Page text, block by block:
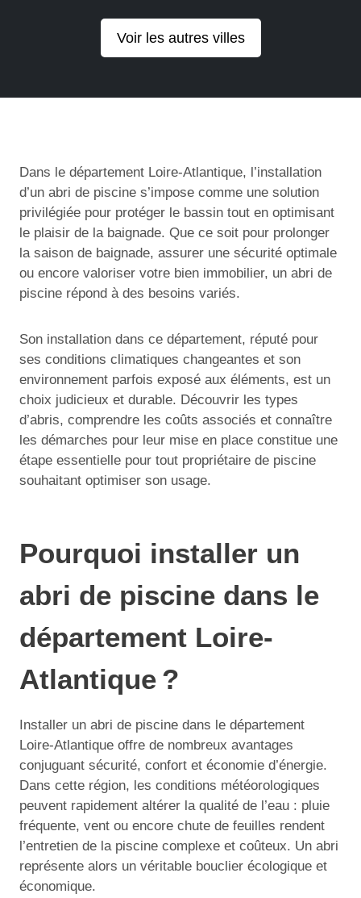
Voir les autres villes
Dans le département Loire-Atlantique, l’installation
d’un abri de piscine s’impose comme une solution
privilégiée pour protéger le bassin tout en optimisant
le plaisir de la baignade. Que ce soit pour prolonger
la saison de baignade, assurer une sécurité optimale
ou encore valoriser votre bien immobilier, un abri de
piscine répond à des besoins variés.
Son installation dans ce département, réputé pour
ses conditions climatiques changeantes et son
environnement parfois exposé aux éléments, est un
choix judicieux et durable. Découvrir les types
d’abris, comprendre les coûts associés et connaître
les démarches pour leur mise en place constitue une
étape essentielle pour tout propriétaire de piscine
souhaitant optimiser son usage.
Pourquoi installer un
abri de piscine dans le
département Loire-
Atlantique ?
Installer un abri de piscine dans le département
Loire-Atlantique offre de nombreux avantages
conjuguant sécurité, confort et économie d’énergie.
Dans cette région, les conditions météorologiques
peuvent rapidement altérer la qualité de l’eau : pluie
fréquente, vent ou encore chute de feuilles rendent
l’entretien de la piscine complexe et coûteux. Un abri
représente alors un véritable bouclier écologique et
économique.